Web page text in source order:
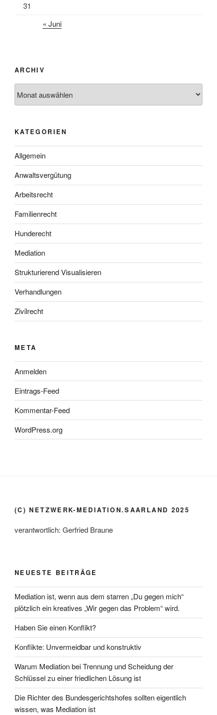
31
« Juni
ARCHIV
KATEGORIEN
Allgemein
Anwaltsvergütung
Arbeitsrecht
Familienrecht
Hunderecht
Mediation
Strukturierend Visualisieren
Verhandlungen
Zivilrecht
META
Anmelden
Eintrags-Feed
Kommentar-Feed
WordPress.org
(C) NETZWERK-MEDIATION.SAARLAND 2025
verantwortlich: Gerfried Braune
NEUESTE BEITRÄGE
Mediation ist, wenn aus dem starren „Du gegen mich“
plötzlich ein kreatives „Wir gegen das Problem“ wird.
Haben Sie einen Konflikt?
Konflikte: Unvermeidbar und konstruktiv
Warum Mediation bei Trennung und Scheidung der
Schlüssel zu einer friedlichen Lösung ist
Die Richter des Bundesgerichtshofes sollten eigentlich
wissen, was Mediation ist